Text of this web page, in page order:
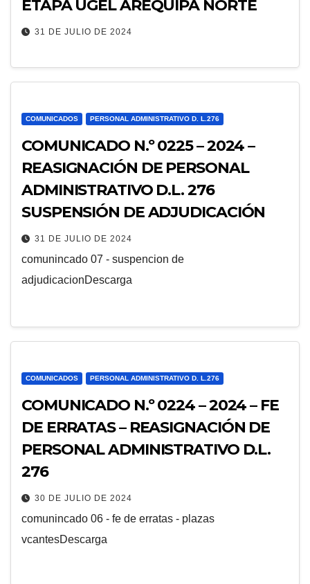
ETAPA UGEL AREQUIPA NORTE
31 DE JULIO DE 2024
COMUNICADOS PERSONAL ADMINISTRATIVO D. L.276
COMUNICADO N.º 0225 – 2024 –
REASIGNACIÓN DE PERSONAL
ADMINISTRATIVO D.L. 276
SUSPENSIÓN DE ADJUDICACIÓN
31 DE JULIO DE 2024
comunincado 07 - suspencion de
adjudicacionDescarga
COMUNICADOS PERSONAL ADMINISTRATIVO D. L.276
COMUNICADO N.º 0224 – 2024 – FE
DE ERRATAS – REASIGNACIÓN DE
PERSONAL ADMINISTRATIVO D.L.
276
30 DE JULIO DE 2024
comunincado 06 - fe de erratas - plazas
vcantesDescarga